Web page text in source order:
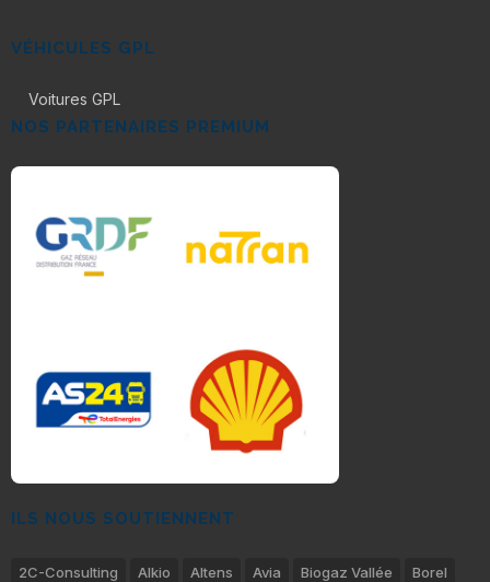
VÉHICULES GPL
Voitures GPL
NOS PARTENAIRES PREMIUM
ILS NOUS SOUTIENNENT
2C-Consulting Alkio Altens Avia Biogaz Vallée
Borel